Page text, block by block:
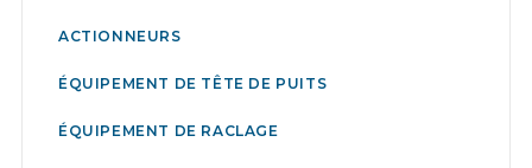
ACTIONNEURS
ÉQUIPEMENT DE TÊTE DE PUITS
ÉQUIPEMENT DE RACLAGE